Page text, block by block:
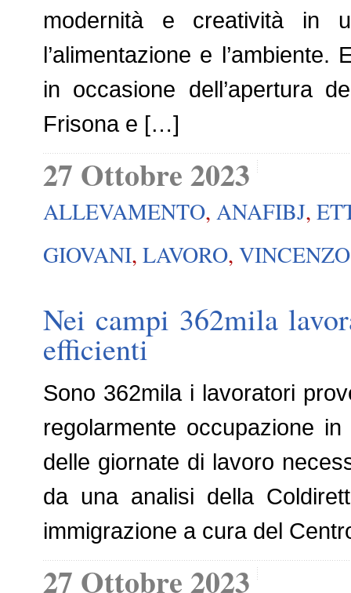
modernità e creatività in
l’alimentazione e l’ambiente.
in occasione dell’apertura
Frisona e […]
27 Ottobre 2023
ALLEVAMENTO, ANAFIBJ,
GIOVANI, LAVORO,
Nei campi 362mila
efficienti
Sono 362mila i lavoratori
regolarmente occupazione
delle giornate di lavoro
da una analisi della
immigrazione a cura del
27 Ottobre 2023